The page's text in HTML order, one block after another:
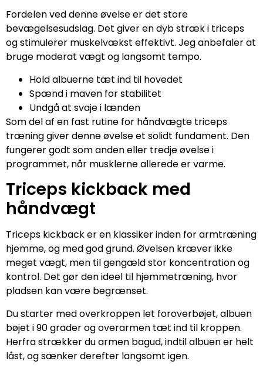
Fordelen ved denne øvelse er det store
bevægelsesudslag. Det giver en dyb stræk i triceps
og stimulerer muskelvækst effektivt. Jeg anbefaler at
bruge moderat vægt og langsomt tempo.
Hold albuerne tæt ind til hovedet
Spænd i maven for stabilitet
Undgå at svaje i lænden
Som del af en fast rutine for håndvægte triceps
træning giver denne øvelse et solidt fundament. Den
fungerer godt som anden eller tredje øvelse i
programmet, når musklerne allerede er varme.
Triceps kickback med
håndvægt
Triceps kickback er en klassiker inden for armtræning
hjemme, og med god grund. Øvelsen kræver ikke
meget vægt, men til gengæld stor koncentration og
kontrol. Det gør den ideel til hjemmetræning, hvor
pladsen kan være begrænset.
Du starter med overkroppen let foroverbøjet, albuen
bøjet i 90 grader og overarmen tæt ind til kroppen.
Herfra strækker du armen bagud, indtil albuen er helt
låst, og sænker derefter langsomt igen.